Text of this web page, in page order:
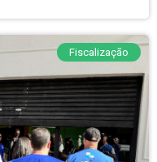
Fiscalização